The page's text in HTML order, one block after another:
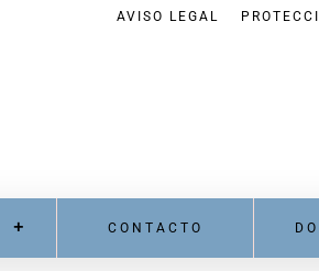
AVISO LEGAL
CONTACTO